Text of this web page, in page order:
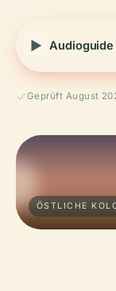
Audioguide
Geprüft August
ÖSTLICHE